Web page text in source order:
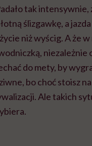
tak intensywnie,
ślizgawkę, a
niż wyścig. A że
niezależnie
do mety, by
bo choć stoisz
Ale takich